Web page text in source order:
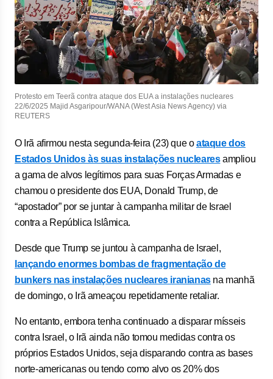
Protesto em Teerã contra ataque dos EUA a instalações nucleares
22/6/2025 Majid Asgaripour/WANA (West Asia News Agency) via
REUTERS
O Irã afirmou nesta segunda-feira (23) que oataque dos
Estados Unidos às suas instalações nuclearesampliou
a gama de alvos legítimos para suas Forças Armadas e
chamou o presidente dos EUA, Donald Trump, de
“apostador” por se juntar à campanha militar de Israel
contra a República Islâmica.
Desde que Trump se juntou à campanha de Israel,
lançando enormes bombas de fragmentação de
bunkers nas instalações nucleares iranianasna manhã
de domingo, o Irã ameaçou repetidamente retaliar.
No entanto, embora tenha continuado a disparar mísseis
contra Israel, o Irã ainda não tomou medidas contra os
próprios Estados Unidos, seja disparando contra as bases
norte-americanas ou tendo como alvo os 20% dos